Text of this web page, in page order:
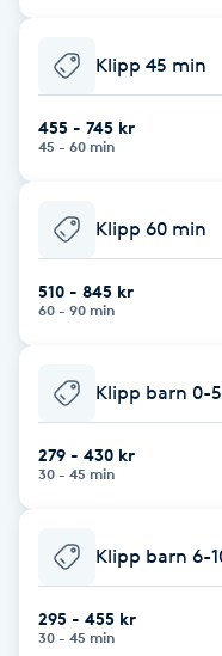
Dermapen
Diamantslipning
Enzympeeling
Extensions
Extensions borttagning
Eyeliner-tatuering
Face framing
Faceliftmassage
Fet hårbotten
Klipp 45 min
455 - 745 kr
45 - 60 min
Klipp 60 min
510 - 845 kr
60 - 90 min
Klipp barn 0-
279 - 430 kr
30 - 45 min
Klipp barn 6-
295 - 455 kr
30 - 45 min